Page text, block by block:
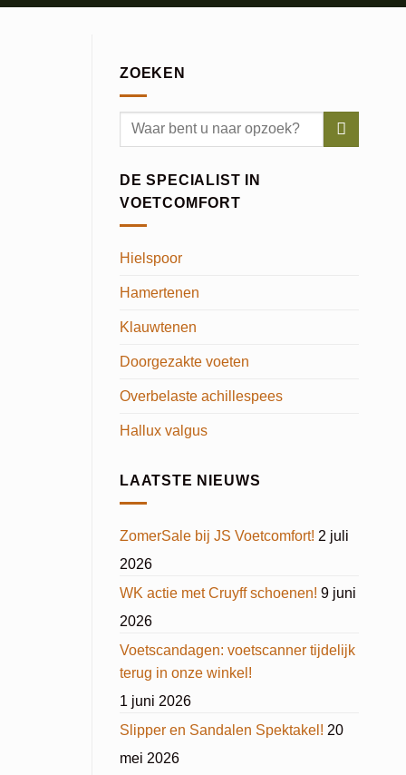
ZOEKEN
DE SPECIALIST IN
VOETCOMFORT
Hielspoor
Hamertenen
Klauwtenen
Doorgezakte voeten
Overbelaste achillespees
Hallux valgus
LAATSTE NIEUWS
ZomerSale bij JS Voetcomfort! 2 juli
2026
WK actie met Cruyff schoenen! 9 juni
2026
Voetscandagen: voetscanner tijdelijk
terug in onze winkel!
1 juni 2026
Slipper en Sandalen Spektakel! 20
mei 2026